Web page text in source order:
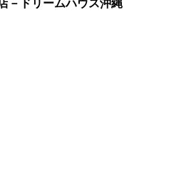
－ドリームハウス沖縄